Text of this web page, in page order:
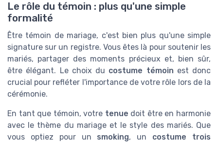
Le rôle du témoin : plus qu'une simple
formalité
Être témoin de mariage, c'est bien plus qu'une simple
signature sur un registre. Vous êtes là pour soutenir les
mariés, partager des moments précieux et, bien sûr,
être élégant. Le choix du costume témoin est donc
crucial pour refléter l'importance de votre rôle lors de la
cérémonie.
En tant que témoin, votre tenue doit être en harmonie
avec le thème du mariage et le style des mariés. Que
vous optiez pour un smoking, un costume trois